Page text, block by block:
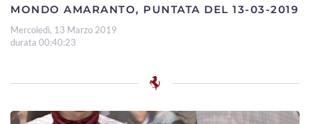
MONDO AMARANTO, PUNTATA DEL 13-03-2019
Mercoledì, 13 Marzo 2019
durata 00:40:23